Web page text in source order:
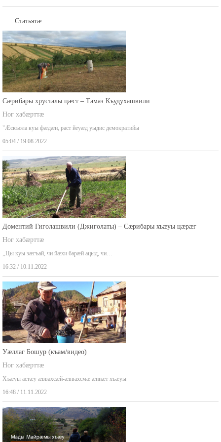
Статьятæ
Сæрибары хрусталы цæст – Тамаз Къудухашвили
Ног хабæрттæ
"Æскъола куы фæдæн, раст йеуæд уыдис демократийы
05:04 / 19.08.2022
Доментий Гиголашвили (Джиголаты) – Сæрибары хъæуы цæрæг
Ног хабæрттæ
,,Цы куы зæгъай, чи йæхи барæй ацыд, чи…
16:32 / 10.11.2022
Уæллаг Бошур (къам/видео)
Ног хабæрттæ
Хъæуы астæу æввахсæй-æввахсмæ æппæт хъæуы
16:48 / 11.11.2022